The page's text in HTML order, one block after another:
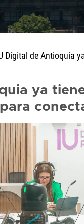
Digital de Antioquia
ya